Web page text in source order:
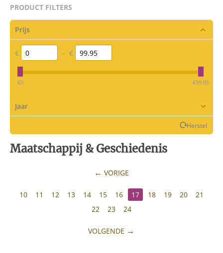
PRODUCT FILTERS
Prijs
€ – €
‎€0 ‎€99.95
Jaar
Herstel
Maatschappij & Geschiedenis
VORIGE
10 11 12 13 14 15 16 17 18 19 20
21
22
23 24
VOLGENDE